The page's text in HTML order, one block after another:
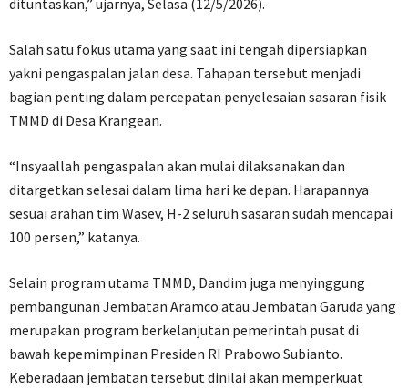
Salah satu fokus utama yang saat ini tengah dipersiapkan
yakni pengaspalan jalan desa. Tahapan tersebut menjadi
bagian penting dalam percepatan penyelesaian sasaran fisik
TMMD di Desa Krangean.
“Insyaallah pengaspalan akan mulai dilaksanakan dan
ditargetkan selesai dalam lima hari ke depan. Harapannya
sesuai arahan tim Wasev, H-2 seluruh sasaran sudah mencapai
100 persen,” katanya.
Selain program utama TMMD, Dandim juga menyinggung
pembangunan Jembatan Aramco atau Jembatan Garuda yang
merupakan program berkelanjutan pemerintah pusat di
bawah kepemimpinan Presiden RI Prabowo Subianto.
Keberadaan jembatan tersebut dinilai akan memperkuat